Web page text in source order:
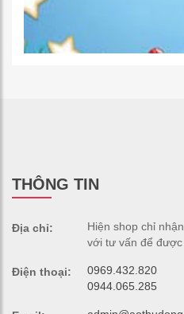
THÔNG TIN
Địa chỉ:
Hiện shop chỉ
với tư vấn để
Điện thoại:
0969.432.820
0944.065.285